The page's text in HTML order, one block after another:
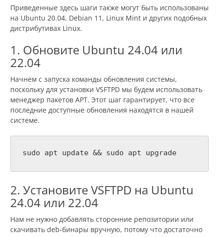
Приведенные здесь шаги также могут быть использованы
на Ubuntu 20.04, Debian 11, Linux Mint и других подобных
дистрибутивах Linux.
1. Обновите Ubuntu 24.04 или
22.04
Начнем с запуска команды обновления системы,
поскольку для установки VSFTPD мы будем использовать
менеджер пакетов APT. Этот шаг гарантирует, что все
последние доступные обновления находятся в нашей
системе.
sudo apt update && sudo apt upgrade
2. Установите VSFTPD на Ubuntu
24.04 или 22.04
Нам не нужно добавлять сторонние репозитории или
скачивать deb-бинары вручную, потому что достаточно